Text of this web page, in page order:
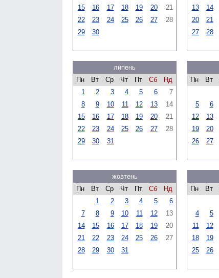
15
16 17 18 19 20
21
22
23 24 25 26 27
28
29
30
13
14
20
21
27
28
липень
Пн
Вт Ср Чт Пт Сб
Нд
1
2 3 4 5 6
7
8
9 10 11 12 13
14
15
16 17 18 19 20
21
22
23 24 25 26 27
28
29
30 31
Пн
Вт
5
6
12
13
19
20
26
27
жовтень
Пн
Вт Ср Чт Пт Сб
Нд
1
2 3 4 5
6
7
8 9 10 11 12
13
14
15 16 17 18 19
20
21
22 23 24 25 26
27
28
29 30 31
Пн
Вт
4
5
11
12
18
19
25
26